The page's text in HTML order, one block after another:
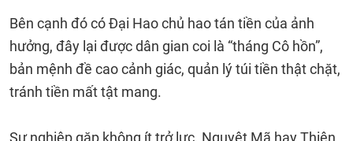
Bên cạnh đó có Đại Hao chủ hao tán tiền của ảnh
hưởng, đây lại được dân gian coi là “tháng Cô hồn”,
bản mệnh đề cao cảnh giác, quản lý túi tiền thật chặt,
tránh tiền mất tật mang.
Sự nghiệp gặp không ít trở lực. Nguyệt Mã hay Thiên